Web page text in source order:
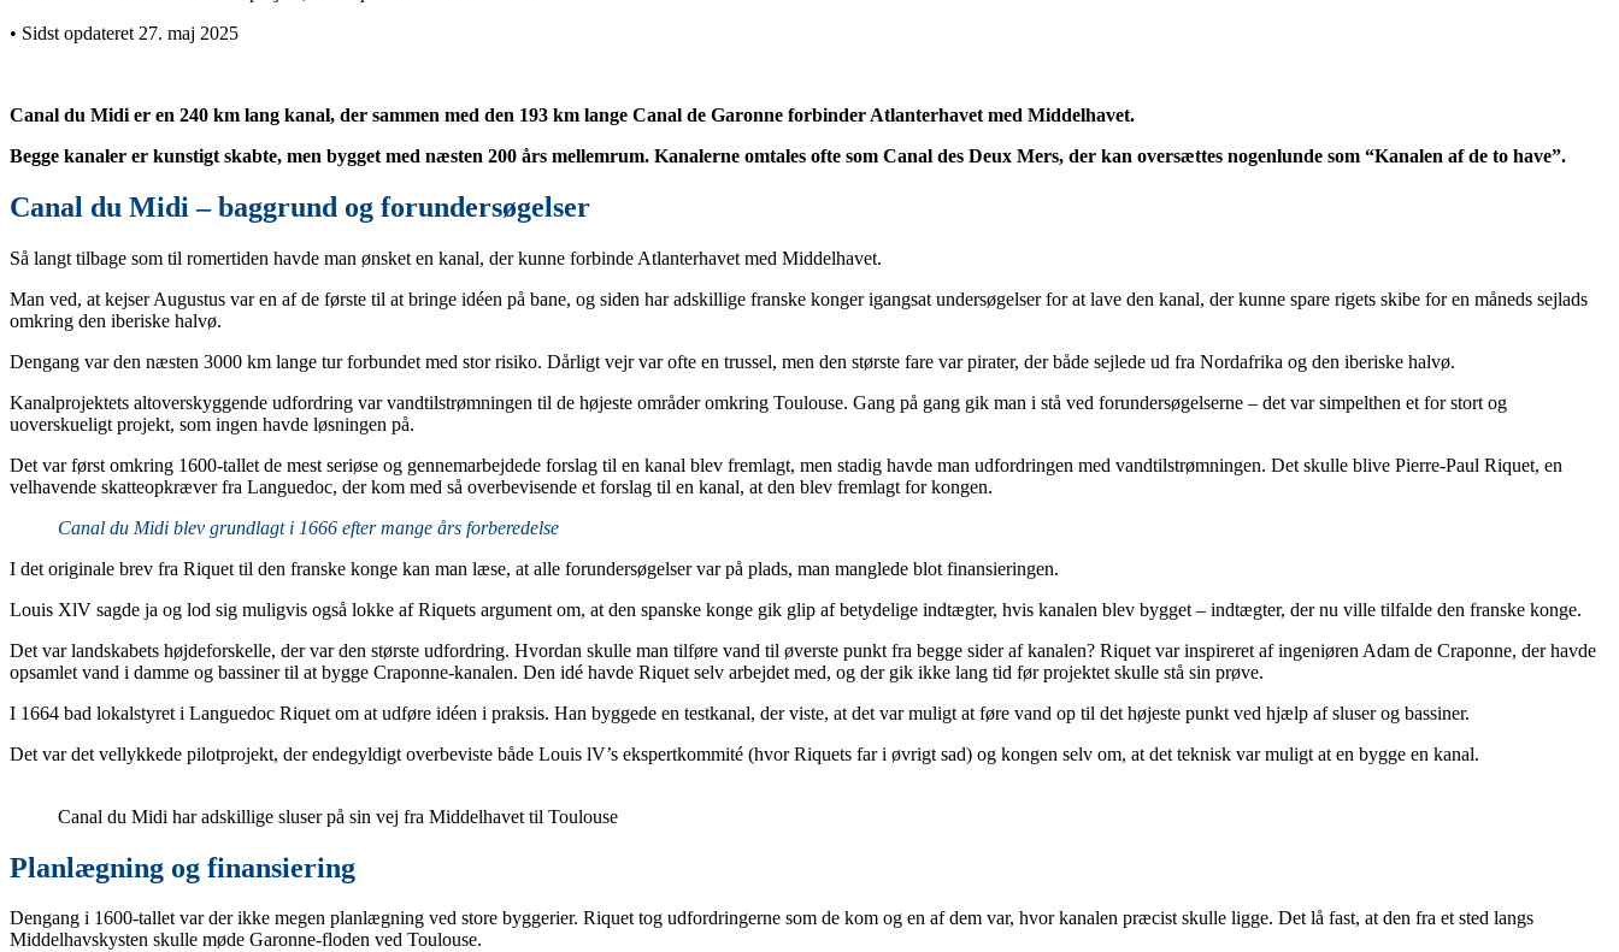
• Sidst opdateret 27. maj 2025
Canal du Midi er en 240 km lang kanal, der sammen med den 193 km lange Canal de Garonne forbinder Atlanterhavet med Middelhavet.
Begge kanaler er kunstigt skabte, men bygget med næsten 200 års mellemrum. Kanalerne omtales ofte som Canal des Deux Mers, der kan oversættes nogenlunde som “Kanalen af de to have”.
Canal du Midi – baggrund og forundersøgelser
Så langt tilbage som til romertiden havde man ønsket en kanal, der kunne forbinde Atlanterhavet med Middelhavet.
Man ved, at kejser Augustus var en af de første til at bringe idéen på bane, og siden har adskillige franske konger igangsat undersøgelser for at lave den kanal, der kunne spare rigets skibe for en måneds sejlads
omkring den iberiske halvø.
Dengang var den næsten 3000 km lange tur forbundet med stor risiko. Dårligt vejr var ofte en trussel, men den største fare var pirater, der både sejlede ud fra Nordafrika og den iberiske halvø.
Kanalprojektets altoverskyggende udfordring var vandtilstrømningen til de højeste områder omkring Toulouse. Gang på gang gik man i stå ved forundersøgelserne – det var simpelthen et for stort og
uoverskueligt projekt, som ingen havde løsningen på.
Det var først omkring 1600-tallet de mest seriøse og gennemarbejdede forslag til en kanal blev fremlagt, men stadig havde man udfordringen med vandtilstrømningen. Det skulle blive Pierre-Paul Riquet, en
velhavende skatteopkræver fra Languedoc, der kom med så overbevisende et forslag til en kanal, at den blev fremlagt for kongen.
Canal du Midi blev grundlagt i 1666 efter mange års forberedelse
I det originale brev fra Riquet til den franske konge kan man læse, at alle forundersøgelser var på plads, man manglede blot finansieringen.
Louis XlV sagde ja og lod sig muligvis også lokke af Riquets argument om, at den spanske konge gik glip af betydelige indtægter, hvis kanalen blev bygget – indtægter, der nu ville tilfalde den franske konge.
Det var landskabets højdeforskelle, der var den største udfordring. Hvordan skulle man tilføre vand til øverste punkt fra begge sider af kanalen? Riquet var inspireret af ingeniøren Adam de Craponne, der havde
opsamlet vand i damme og bassiner til at bygge Craponne-kanalen. Den idé havde Riquet selv arbejdet med, og der gik ikke lang tid før projektet skulle stå sin prøve.
I 1664 bad lokalstyret i Languedoc Riquet om at udføre idéen i praksis. Han byggede en testkanal, der viste, at det var muligt at føre vand op til det højeste punkt ved hjælp af sluser og bassiner.
Det var det vellykkede pilotprojekt, der endegyldigt overbeviste både Louis lV’s ekspertkommité (hvor Riquets far i øvrigt sad) og kongen selv om, at det teknisk var muligt at en bygge en kanal.
Canal du Midi har adskillige sluser på sin vej fra Middelhavet til Toulouse
Planlægning og finansiering
Dengang i 1600-tallet var der ikke megen planlægning ved store byggerier. Riquet tog udfordringerne som de kom og en af dem var, hvor kanalen præcist skulle ligge. Det lå fast, at den fra et sted langs
Middelhavskysten skulle møde Garonne-floden ved Toulouse.